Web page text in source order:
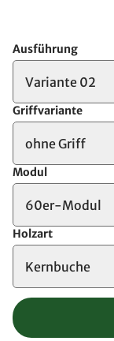
Ausführung
Variante 02
Griffvariante
ohne Griff
Modul
60er-Modul
Holzart
Kernbuche